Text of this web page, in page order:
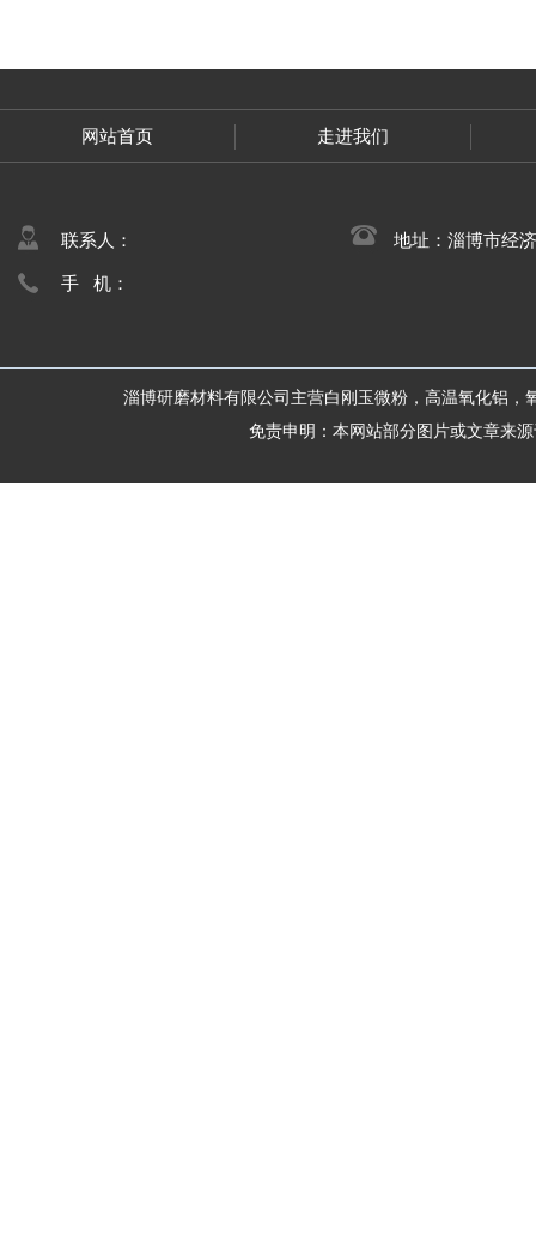
网站首页 走进我们
联系人：
手 机：
地址：淄博市经
淄博研磨材料有限公司主营白刚玉微粉，高温氧化铝
免责申明：本网站部分图片或文章来